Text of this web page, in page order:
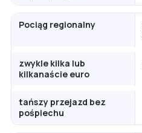
Pociąg regionalny
zwykle kilka lub
kilkanaście euro
tańszy przejazd bez
pośpiechu